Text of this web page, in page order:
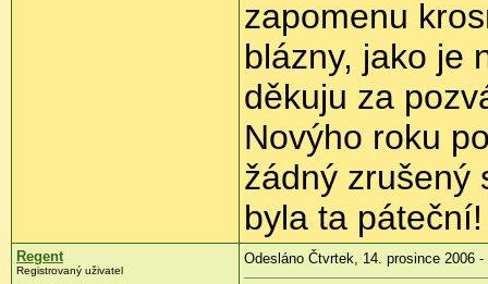
zapomenu
blázny, jako je
děkuju za
Novýho roku
žádný zrušený
byla ta páteční!
Regent
Registrovaný uživatel
Odesláno Čtvrtek, 14. prosince 2006 -